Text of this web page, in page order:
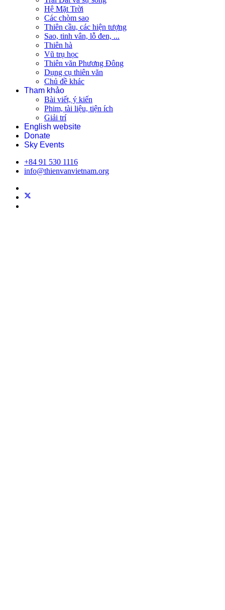
Hệ Mặt Trời
Các chòm sao
Thiên cầu, các hiện tượng
Sao, tinh vân, lỗ đen, ...
Thiên hà
Vũ trụ học
Thiên văn Phương Đông
Dụng cụ thiên văn
Chủ đề khác
Tham khảo
Bài viết, ý kiến
Phim, tài liệu, tiện ích
Giải trí
English website
Donate
Sky Events
+84 91 530 1116
info@thienvanvietnam.org